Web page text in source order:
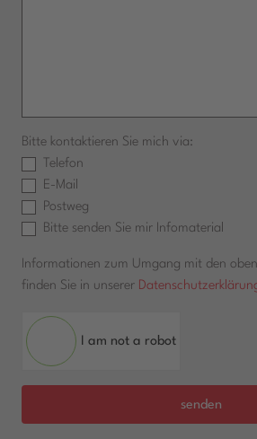
Bitte kontaktieren Sie mich via:
Telefon
E-Mail
Postweg
Bitte senden Sie mir Infomaterial
Informationen zum Umgang mit den
finden Sie in unserer
I am not a robot
senden